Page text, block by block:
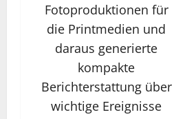
Fotoproduktionen für
die Printmedien und
daraus generierte
kompakte
Berichterstattung über
wichtige Ereignisse